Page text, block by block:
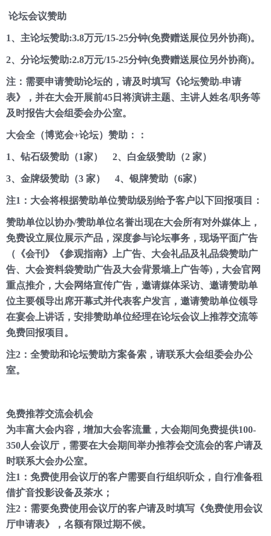
论坛会议赞助
1、主论坛赞助:3.8万元/15-25分钟(免费赠送展位另外协商)。
2、分论坛赞助:2.8万元/15-25分钟(免费赠送展位另外协商)。
注：需要申请赞助论坛的，请及时填写《论坛赞助-申请
表》，并在大会开展前45日将演讲主题、主讲人姓名/职务等
及时报告大会组委会办公室。
大会全（博览会+论坛）赞助：：
1、钻石级赞助（1家） 2、白金级赞助（2 家）
3、金牌级赞助（3 家） 4、银牌赞助（6家）
注1：大会将根据赞助单位赞助级别给予客户以下回报项目：
赞助单位以协办/赞助单位名誉出现在大会所有对外媒体上，
免费设立展位展示产品，深度参与论坛事务，现场平面广告
（《会刊》《参观指南》上广告、大会礼品及礼品袋赞助广
告、大会资料袋赞助广告及大会背景墙上广告等)，大会官网
重点推介，大会网络宣传广告，邀请媒体采访、邀请赞助单
位主要领导出席开幕式并代表客户发言，邀请赞助单位领导
在宴会上讲话，安排赞助单位经理在论坛会议上推荐交流等
免费回报项目。
注2：全赞助和论坛赞助方案备索，请联系大会组委会办公
室。
免费推荐交流会机会
为丰富大会内容，增加大会客流量，大会期间免费提供100-
350人会议厅，需要在大会期间举办推荐会交流会的客户请及
时联系大会办公室。
注1：免费使用会议厅的客户需要自行组织听众，自行准备租
借扩音投影设备及茶水；
注2：需要免费使用会议厅的客户请及时填写《免费使用会议
厅申请表》，名额有限过期不候。